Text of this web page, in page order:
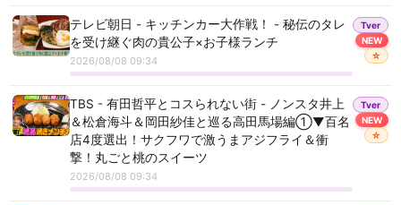
MBS毎日放送 - ごぶごぶ - 「夏休みSP！天保山・海遊館
でウルフアロンと猛暑でもひんやり観光体験」(＃666)
BS12 トゥエルビ - 韓国ドラマ「秘密の森 ～深い闇の向
こうに～」 - 第１７話
TBS - 今さらシロー！～テストに出ないが役に立つ～ -
岡田×秋山が中島歩と学ぶ！カレー・演劇・古着の街
「下北沢」の今昔
テレビ朝日 - キッチンカー大作戦！ - 秘伝のタレ
を受け継ぐ肉の貴公子×お子様ランチ
2026/08/08 09:34
Tver
NEW
☆
TBS - 有田哲平とコスられない街 - ノンスタ井上
＆松倉海斗＆岡田紗佳と巡る高田馬場編①▼百名
店4度選出！サクフワで激うまアジフライ＆衝
撃！丸ごと桃のスイーツ
2026/08/08 09:34
Tver
NEW
☆